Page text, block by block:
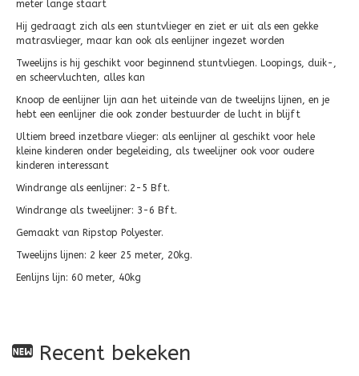
meter lange staart
Hij gedraagt zich als een stuntvlieger en ziet er uit als een gekke
matrasvlieger, maar kan ook als eenlijner ingezet worden
Tweelijns is hij geschikt voor beginnend stuntvliegen. Loopings, duik-,
en scheervluchten, alles kan
Knoop de eenlijner lijn aan het uiteinde van de tweelijns lijnen, en je
hebt een eenlijner die ook zonder bestuurder de lucht in blijft
Ultiem breed inzetbare vlieger: als eenlijner al geschikt voor hele
kleine kinderen onder begeleiding, als tweelijner ook voor oudere
kinderen interessant
Windrange als eenlijner: 2-5 Bft.
Windrange als tweelijner: 3-6 Bft.
Gemaakt van Ripstop Polyester.
Tweelijns lijnen: 2 keer 25 meter, 20kg.
Eenlijns lijn: 60 meter, 40kg
Recent bekeken